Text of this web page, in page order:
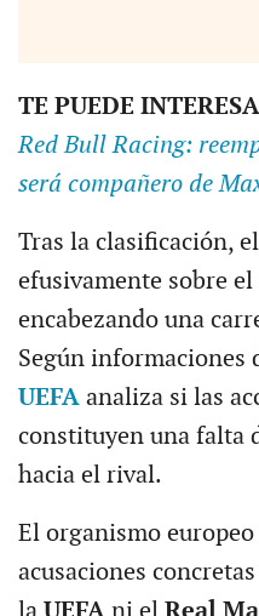
TE PUEDE
Red Bull Racing:
será compañero de
Tras la clasificación,
efusivamente sobre el
encabezando una
Según informaciones
UEFA analiza si las
constituyen una falta
hacia el rival.
El organismo
acusaciones